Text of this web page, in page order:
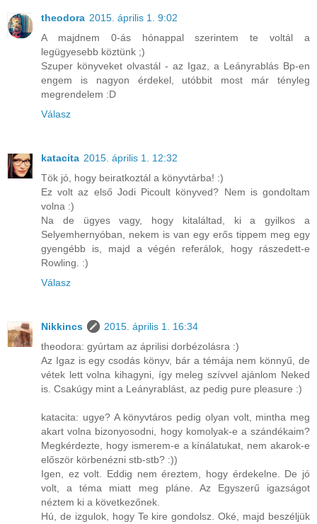
theodora 2015. április 1. 9:02
A majdnem 0-ás hónappal szerintem te voltál a
legügyesebb köztünk ;)
Szuper könyveket olvastál - az Igaz, a Leányrablás Bp-en
engem is nagyon érdekel, utóbbit most már tényleg
megrendelem :D
Válasz
katacita 2015. április 1. 12:32
Tök jó, hogy beiratkoztál a könyvtárba! :)
Ez volt az első Jodi Picoult könyved? Nem is gondoltam
volna :)
Na de ügyes vagy, hogy kitaláltad, ki a gyilkos a
Selyemhernyóban, nekem is van egy erős tippem meg egy
gyengébb is, majd a végén referálok, hogy rászedett-e
Rowling. :)
Válasz
Nikkincs
2015. április 1. 16:34
theodora: gyúrtam az áprilisi dorbézolásra :)
Az Igaz is egy csodás könyv, bár a témája nem könnyű, de
vétek lett volna kihagyni, így meleg szívvel ajánlom Neked
is. Csakúgy mint a Leányrablást, az pedig pure pleasure :)
katacita: ugye? A könyvtáros pedig olyan volt, mintha meg
akart volna bizonyosodni, hogy komolyak-e a szándékaim?
Megkérdezte, hogy ismerem-e a kínálatukat, nem akarok-e
először körbenézni stb-stb? :))
Igen, ez volt. Eddig nem éreztem, hogy érdekelne. De jó
volt, a téma miatt meg pláne. Az Egyszerű igazságot
néztem ki a következőnek.
Hú, de izgulok, hogy Te kire gondolsz. Oké, majd beszéljük